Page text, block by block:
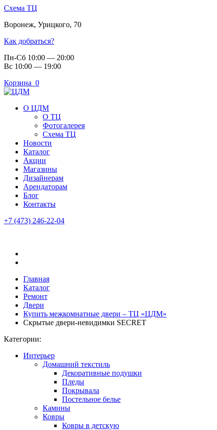
Схема ТЦ
Воронеж, Урицкого, 70
Как добраться?
Пн-Сб 10:00 — 20:00
Вс 10:00 — 19:00
Корзина 0
О ЦДМ
О ТЦ
Фотогалерея
Схема ТЦ
Новости
Каталог
Акции
Магазины
Дизайнерам
Арендаторам
Блог
Контакты
+7 (473) 246-22-04
Главная
Каталог
Ремонт
Двери
Купить межкомнатные двери – ТЦ «ЦДМ»
Скрытые двери-невидимки SECRET
Категории:
Интерьер
Домашний текстиль
Декоративные подушки
Пледы
Покрывала
Постельное белье
Камины
Ковры
Ковры в детскую